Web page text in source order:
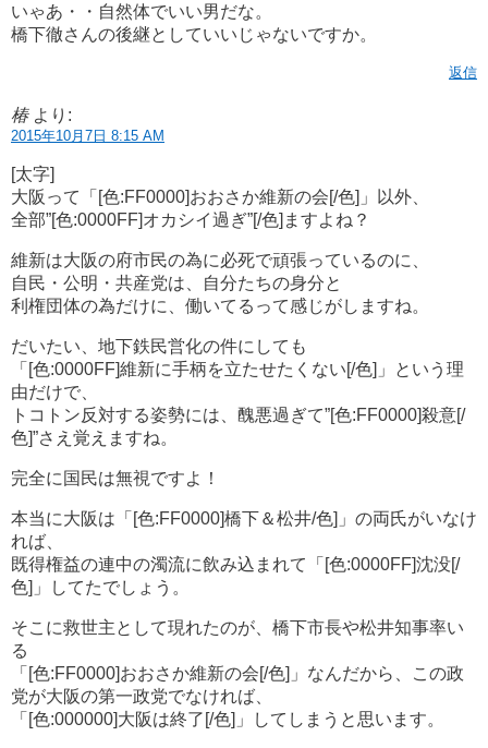
いゃあ・・自然体でいい男だな。
橋下徹さんの後継としていいじゃないですか。
返信
椿 より:
2015年10月7日 8:15 AM
[太字]
大阪って「[色:FF0000]おおさか維新の会[/色]」以外、
全部”[色:0000FF]オカシイ過ぎ”[/色]ますよね？
維新は大阪の府市民の為に必死で頑張っているのに、
自民・公明・共産党は、自分たちの身分と
利権団体の為だけに、働いてるって感じがしますね。
だいたい、地下鉄民営化の件にしても
「[色:0000FF]維新に手柄を立たせたくない[/色]」という理
由だけで、
トコトン反対する姿勢には、醜悪過ぎて”[色:FF0000]殺意[/
色]”さえ覚えますね。
完全に国民は無視ですよ！
本当に大阪は「[色:FF0000]橋下＆松井/色]」の両氏がいなけ
れば、
既得権益の連中の濁流に飲み込まれて「[色:0000FF]沈没[/
色]」してたでしょう。
そこに救世主として現れたのが、橋下市長や松井知事率い
る
「[色:FF0000]おおさか維新の会[/色]」なんだから、この政
党が大阪の第一政党でなければ、
「[色:000000]大阪は終了[/色]」してしまうと思います。